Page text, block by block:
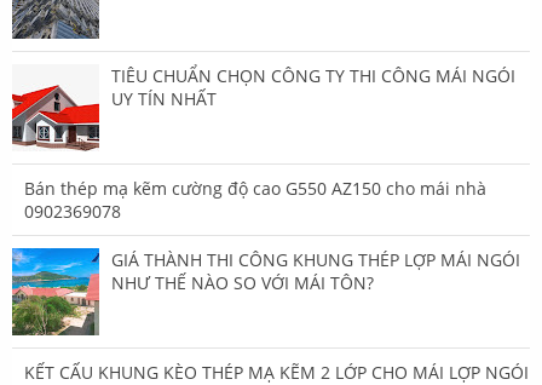
TIÊU CHUẨN CHỌN CÔNG TY THI CÔNG MÁI NGÓI
UY TÍN NHẤT
Bán thép mạ kẽm cường độ cao G550 AZ150 cho mái nhà
0902369078
GIÁ THÀNH THI CÔNG KHUNG THÉP LỢP MÁI NGÓI
NHƯ THẾ NÀO SO VỚI MÁI TÔN?
KẾT CẤU KHUNG KÈO THÉP MẠ KẼM 2 LỚP CHO MÁI LỢP NGÓI